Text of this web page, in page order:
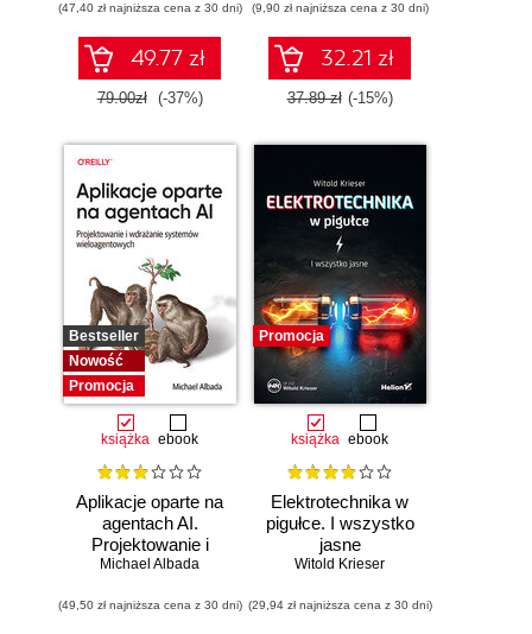
wnioski i opanuj
zaawansowany
SQL na potrzeby
praktycznych
zastosowań.
(47,40 zł najniższa cena z 30 dni)
49.77 zł
79.00zł (-37%)
(9,90 zł najniższa cena z 30 dni)
32.21 zł
37.89 zł (-15%)
Bestseller
Nowość
Promocja
książka ebook
Aplikacje oparte na
agentach AI.
Projektowanie i
wdrażanie
wieloagentowych
Michael Albada
(49,50 zł najniższa cena z 30 dni)
Promocja
książka ebook
Elektrotechnika w
pigułce. I wszystko
jasne
Witold Krieser
(29,94 zł najniższa cena z 30 dni)